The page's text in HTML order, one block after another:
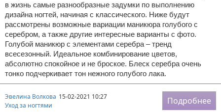
в жизнь самые разнообразные задумки по выполнению
дизайна ногтей, начиная с классического. Ниже будут
рассмотрены возможные вариации маникюра голубого с
серебром, а также другие интересные варианты с фото.
Голубой маникюр с элементами серебра – тренд
всесезонный. Идеальное комбинирование цветов,
абсолютно спокойное и не броское. Блеск серебра очень
тонко подчеркивает тон нежного голубого лака.
Эвелина Волкова 15-02-2021 10:27
Уход за ногтями
Подробнее